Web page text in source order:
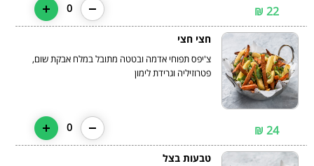
22 ₪
0
חצי חצי
צ'יפס תפוחי אדמה ובטטה מתובל במלח אבקת שום,
פטרוזיליה וגרידת לימון
24 ₪
0
טבעות בצל